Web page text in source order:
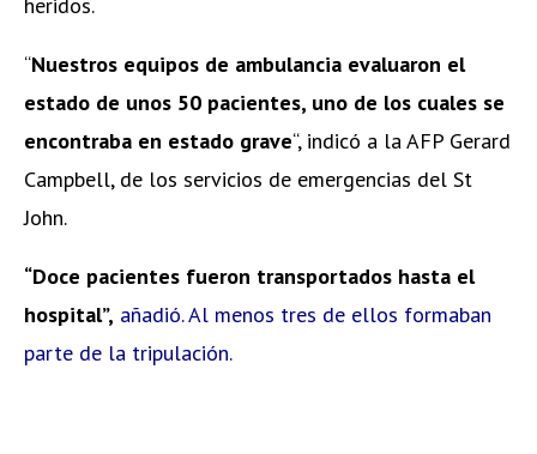
“Nuestros equipos de ambulancia evaluaron el
estado de unos 50 pacientes, uno de los cuales se
encontraba en estado grave“, indicó a la AFP Gerard
Campbell, de los servicios de emergencias del St
John.
“Doce pacientes fueron transportados hasta el
hospital”, añadió. Al menos tres de ellos formaban
parte de la tripulación.